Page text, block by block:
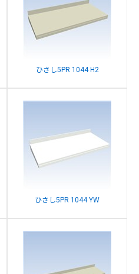
ひさし5PR 1044 H2
ひさし5PR 1044 YW